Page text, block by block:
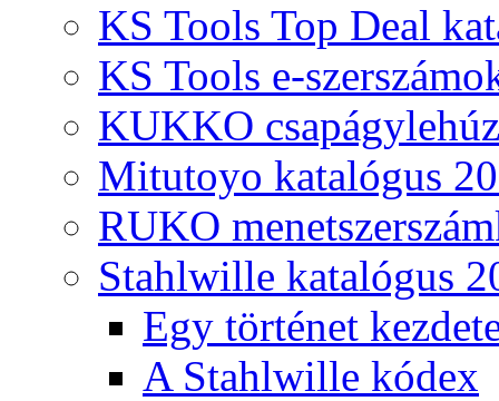
KS Tools Top Deal
KS Tools e-
KUKKO
Mitutoyo katalógus
RUKO
Stahlwille katalógus
Egy történet
A Stahlwille kódex